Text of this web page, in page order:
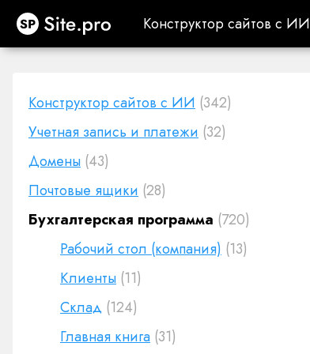
Site.pro Конструктор сайтов с ИИ
Конструктор сайтов с ИИ
Конструктор сайтов с ИИ (342)
Учетная запись и платежи (32)
Домены (43)
Почтовые ящики (28)
Бухгалтерская программа (720)
Рабочий стол (компания) (13)
Клиенты (11)
Cклад (124)
Главная книга (31)